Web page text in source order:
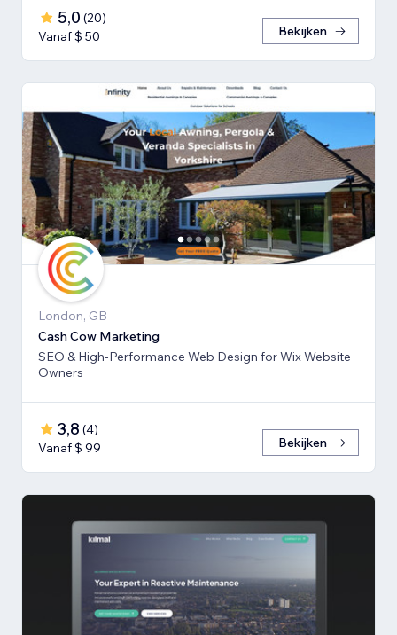
5,0 (20)
Vanaf $ 50
Bekijken
London, GB
Cash Cow Marketing
SEO & High-Performance Web Design for Wix Website
Owners
3,8 (4)
Vanaf $ 99
Bekijken